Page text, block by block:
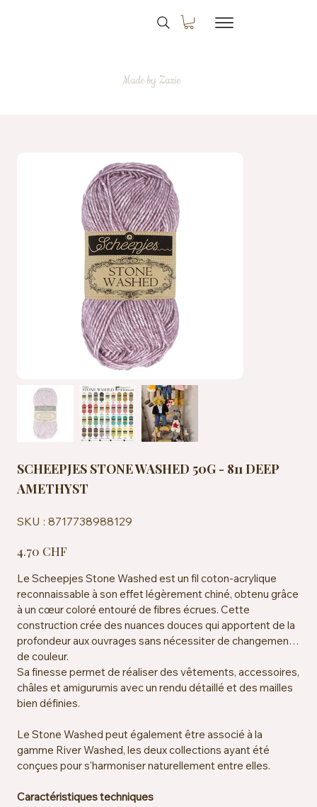
Made by Zazie
SCHEEPJES STONE WASHED 50G - 811 DEEP
AMETHYST
SKU : 8717738988129
8717738988129
4.70 CHF
Le Scheepjes Stone Washed est un fil coton-acrylique
reconnaissable à son effet légèrement chiné, obtenu grâce
à un cœur coloré entouré de fibres écrues. Cette
construction crée des nuances douces qui apportent de la
profondeur aux ouvrages sans nécessiter de changement
de couleur.
Sa finesse permet de réaliser des vêtements, accessoires,
châles et amigurumis avec un rendu détaillé et des mailles
bien définies.
Le Stone Washed peut également être associé à la
gamme River Washed, les deux collections ayant été
conçues pour s'harmoniser naturellement entre elles.
Caractéristiques techniques